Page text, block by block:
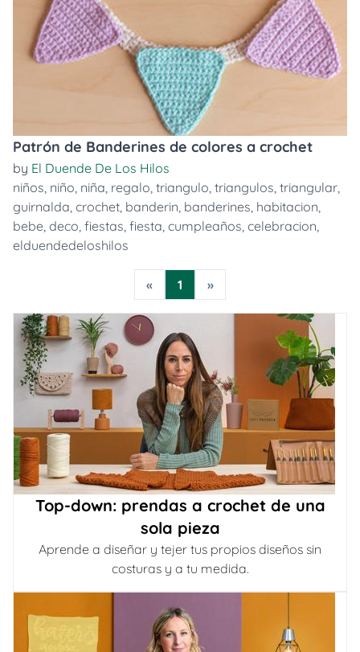
Patrón de Banderines de colores a crochet
by El Duende De Los Hilos
niños, niño, niña, regalo, triangulo, triangulos, triangular,
guirnalda, crochet, banderin, banderines, habitacion,
bebe, deco, fiestas, fiesta, cumpleaños, celebracion,
elduendedeloshilos
« 1 »
Top-down: prendas a crochet de una
sola pieza
Aprende a diseñar y tejer tus propios diseños sin
costuras y a tu medida.